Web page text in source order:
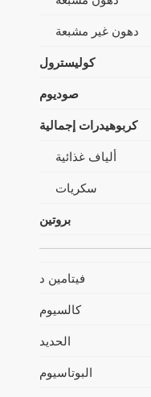
دهون غير مشبعة
كوليسترول
صوديوم
كربوهيدرات إجمالية
ألياف غذائية
سكريات
بروتين
فيتامين د
كالسيوم
الحديد
البوتاسيوم